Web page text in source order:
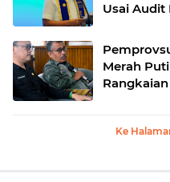
Usai Audit
Merah
Rangkaian
Ke